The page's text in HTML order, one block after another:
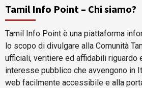
Tamil Info Point – Chi siamo?
Tamil Info Point è una piattaforma
lo scopo di divulgare alla Comunità
ufficiali, veritiere ed affidabili riguardo
interesse pubblico che avvengono in
web facilmente accessibile e alla